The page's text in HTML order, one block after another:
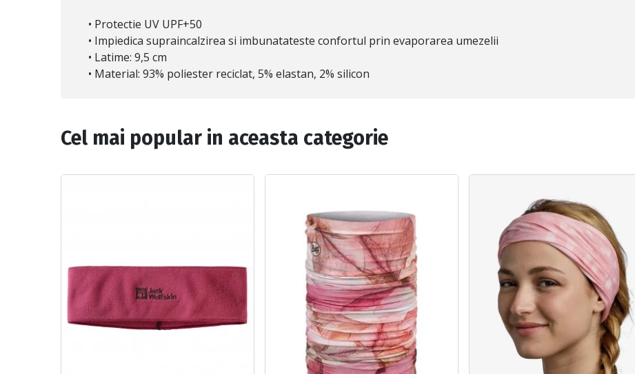
• Protectie UV UPF+50
• Impiedica supraincalzirea si imbunatateste confortul prin evaporarea umezelii
• Latime: 9,5 cm
• Material: 93% poliester reciclat, 5% elastan, 2% silicon
Cel mai popular in aceasta categorie